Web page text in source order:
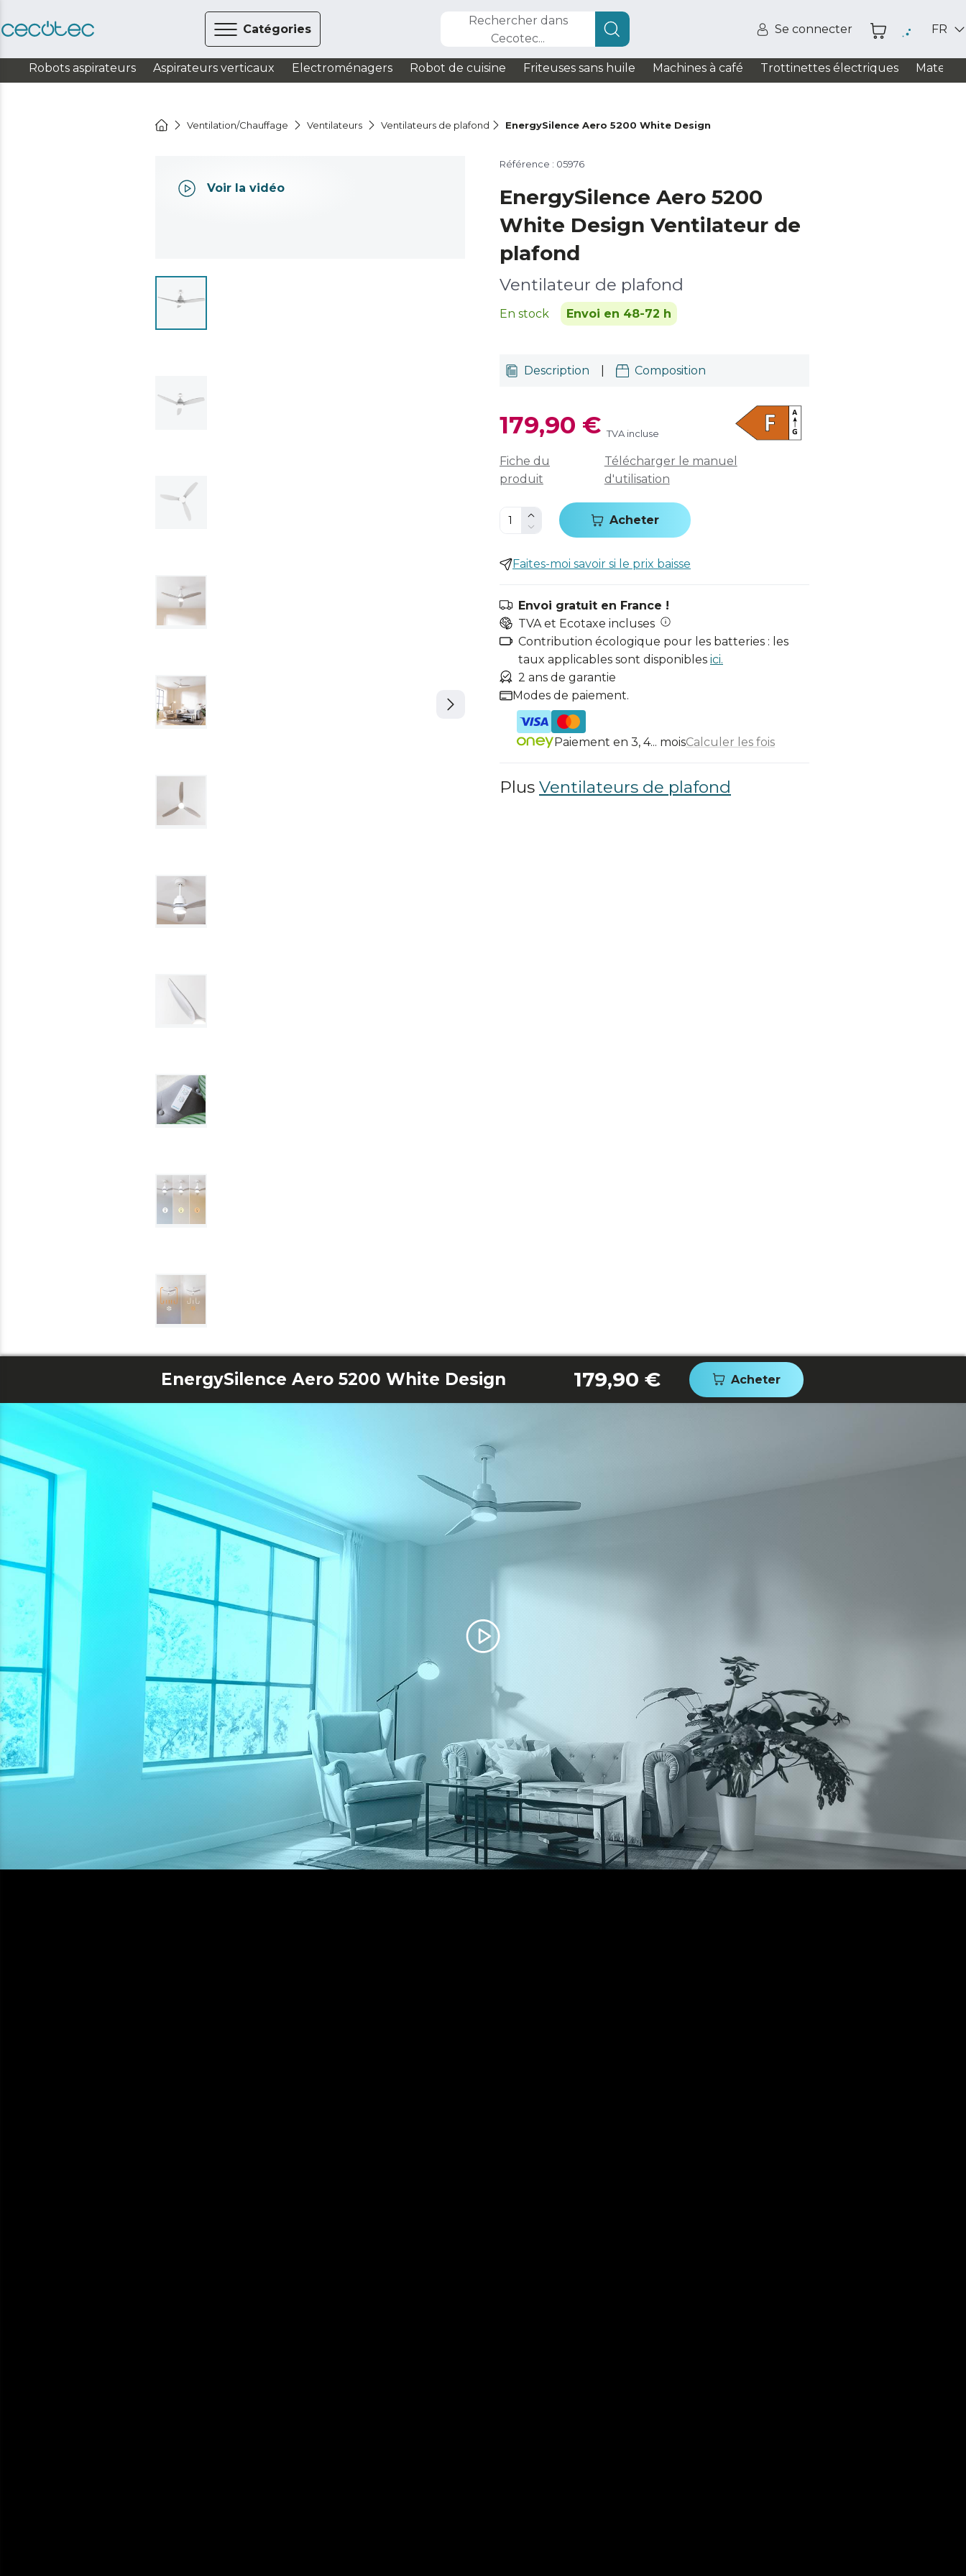
Catégories
Rechercher dans
Cecotec...
Se connecter FR
Robots aspirateurs Aspirateurs verticaux Electroménagers Robot de cuisine Friteuses sans huile Machines à café Trottinettes électriques Matelas
Ventilation/Chauffage Ventilateurs Ventilateurs de plafond EnergySilence Aero 5200 White Design
Voir la vidéo
Référence : 05976
EnergySilence Aero 5200
White Design Ventilateur de
plafond
Ventilateur de plafond
En stock Envoi en 48-72 h
Description Composition
179,90 € TVA incluse
Fiche du
produit
Télécharger le manuel
d'utilisation
Acheter
Faites-moi savoir si le prix baisse
Envoi gratuit en France !
TVA et Ecotaxe incluses
Contribution écologique pour les batteries : les
taux applicables sont disponibles ici.
2 ans de garantie
Modes de paiement.
Paiement en 3, 4... moisCalculer les fois
Plus Ventilateurs de plafond
EnergySilence Aero 5200 White Design 179,90 € Acheter